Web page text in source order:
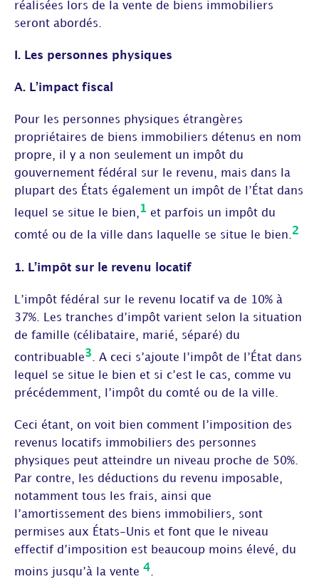
réalisées lors de la vente de biens immobiliers
seront abordés.
I. Les personnes physiques
A. L’impact fiscal
Pour les personnes physiques étrangères
propriétaires de biens immobiliers détenus en nom
propre, il y a non seulement un impôt du
gouvernement fédéral sur le revenu, mais dans la
plupart des États également un impôt de l’État dans
lequel se situe le bien, 1 et parfois un impôt du
comté ou de la ville dans laquelle se situe le bien.2
1. L’impôt sur le revenu locatif
L’impôt fédéral sur le revenu locatif va de 10% à
37%. Les tranches d’impôt varient selon la situation
de famille (célibataire, marié, séparé) du
contribuable3 . A ceci s’ajoute l’impôt de l’État dans
lequel se situe le bien et si c’est le cas, comme vu
précédemment, l’impôt du comté ou de la ville.
Ceci étant, on voit bien comment l’imposition des
revenus locatifs immobiliers des personnes
physiques peut atteindre un niveau proche de 50%.
Par contre, les déductions du revenu imposable,
notamment tous les frais, ainsi que
l’amortissement des biens immobiliers, sont
permises aux États-Unis et font que le niveau
effectif d’imposition est beaucoup moins élevé, du
moins jusqu’à la vente 4.